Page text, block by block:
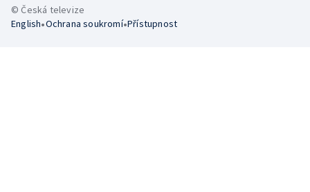
© Česká televize
English•Ochrana soukromí•Přístupnost